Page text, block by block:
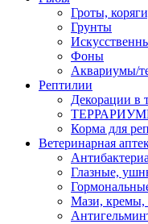
Гроты,
Грунты
Фоны
Аквариумы/
Рептилии
Декорации в
Корма для
Ветеринарная
Глазные,
Мази, кремы,